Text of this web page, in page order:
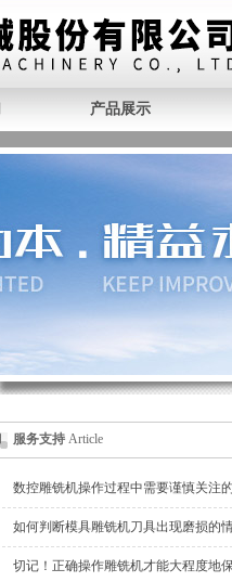
产品展示
服务支持 Article
数控雕铣机操作过程中需要谨慎关注
如何判断模具雕铣机刀具出现磨损的
切记！正确操作雕铣机才能大程度地